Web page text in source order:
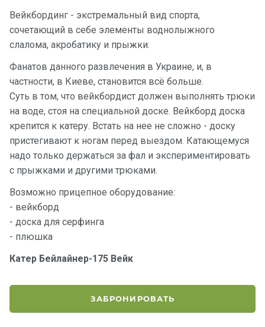
Вейкбординг - экстремальный вид спорта,
сочетающий в себе элементы воднолыжного
слалома, акробатику и прыжки.
Фанатов данного развлечения в Украине, и, в
частности, в Киеве, становится всё больше.
Суть в том, что вейкбордист должен выполнять трюки
на воде, стоя на специальной доске. Вейкборд доска
крепится к катеру. Встать на нее не сложно - доску
пристегивают к ногам перед выездом. Катающемуся
надо только держаться за фал и экспериментировать
с прыжками и другими трюками.
Возможно прицепное оборудование:
- вейкборд
- доска для серфинга
- плюшка
Катер Бейлайнер-175 Вейк
ЗАБРОНИРОВАТЬ
икаты
Развле
чения
Речные
прогулк
и
Отзывы
Контакт